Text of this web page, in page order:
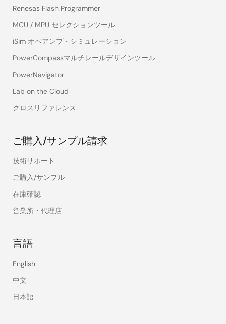
Renesas Flash Programmer
MCU / MPU セレクションツール
iSim オペアンプ・シミュレーション
PowerCompassマルチレールデザインツール
PowerNavigator
Lab on the Cloud
クロスリファレンス
ご購入/サンプル請求
技術サポート
ご購入/サンプル
在庫確認
営業所・代理店
言語
English
中文
日本語